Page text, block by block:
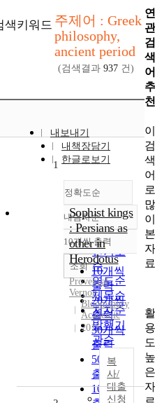
색키워드 주제어 : Greek
philosophy,
ancient period
(검색결과 937 건)
내보내기
내책장담기
한글로보기
정확도순
정확도
순
인기도
순
연도순
제목순
저자순
발행기
관순
내림차순
내림차순
10개씩 출력
10개씩
출력
20개씩
출력
30개씩
출력
50개씩
출력
100개씩
조회
1
Sophist kings
: Persians as
other in
Herodotus
Provencal,
Vernon
Bloomsbury
Academic
2015
복
사/
대출
신청
연
관
검
색
어
추
천
이
검
색
어
로
많
이
본
자
료
활
용
도
높
은
자